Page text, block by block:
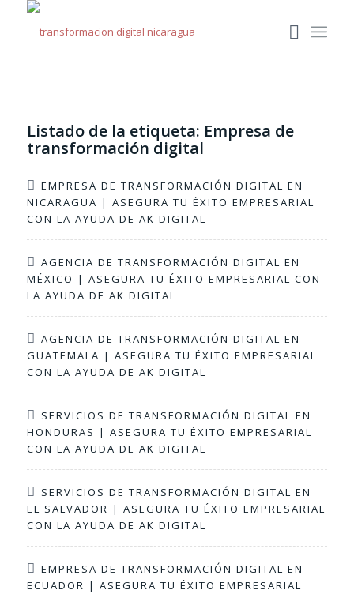
Listado de la etiqueta: Empresa de
transformación digital
EMPRESA DE TRANSFORMACIÓN DIGITAL EN
NICARAGUA | ASEGURA TU ÉXITO EMPRESARIAL
CON LA AYUDA DE AK DIGITAL
AGENCIA DE TRANSFORMACIÓN DIGITAL EN
MÉXICO | ASEGURA TU ÉXITO EMPRESARIAL CON
LA AYUDA DE AK DIGITAL
AGENCIA DE TRANSFORMACIÓN DIGITAL EN
GUATEMALA | ASEGURA TU ÉXITO EMPRESARIAL
CON LA AYUDA DE AK DIGITAL
SERVICIOS DE TRANSFORMACIÓN DIGITAL EN
HONDURAS | ASEGURA TU ÉXITO EMPRESARIAL
CON LA AYUDA DE AK DIGITAL
SERVICIOS DE TRANSFORMACIÓN DIGITAL EN
EL SALVADOR | ASEGURA TU ÉXITO EMPRESARIAL
CON LA AYUDA DE AK DIGITAL
EMPRESA DE TRANSFORMACIÓN DIGITAL EN
ECUADOR | ASEGURA TU ÉXITO EMPRESARIAL